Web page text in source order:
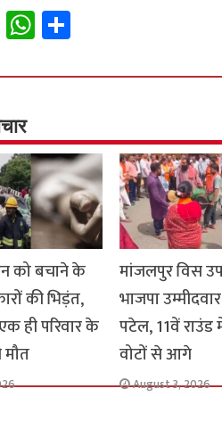
W
h
at
p
p
S
h
ar
को बचाने के
की भिड़ंत,
ही परिवार के
मौत
मांजलपुर विस
भाजपा
पटेल, 11वें राउंड
वोटों से आगे
August 3, 2026